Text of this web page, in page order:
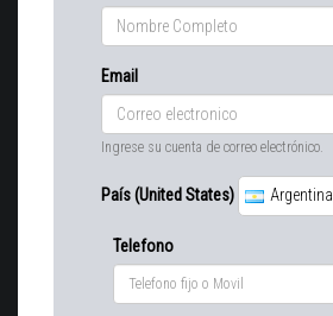
Email
Ingrese su cuenta de correo electrónico.
País (United States) Argentina
Telefono